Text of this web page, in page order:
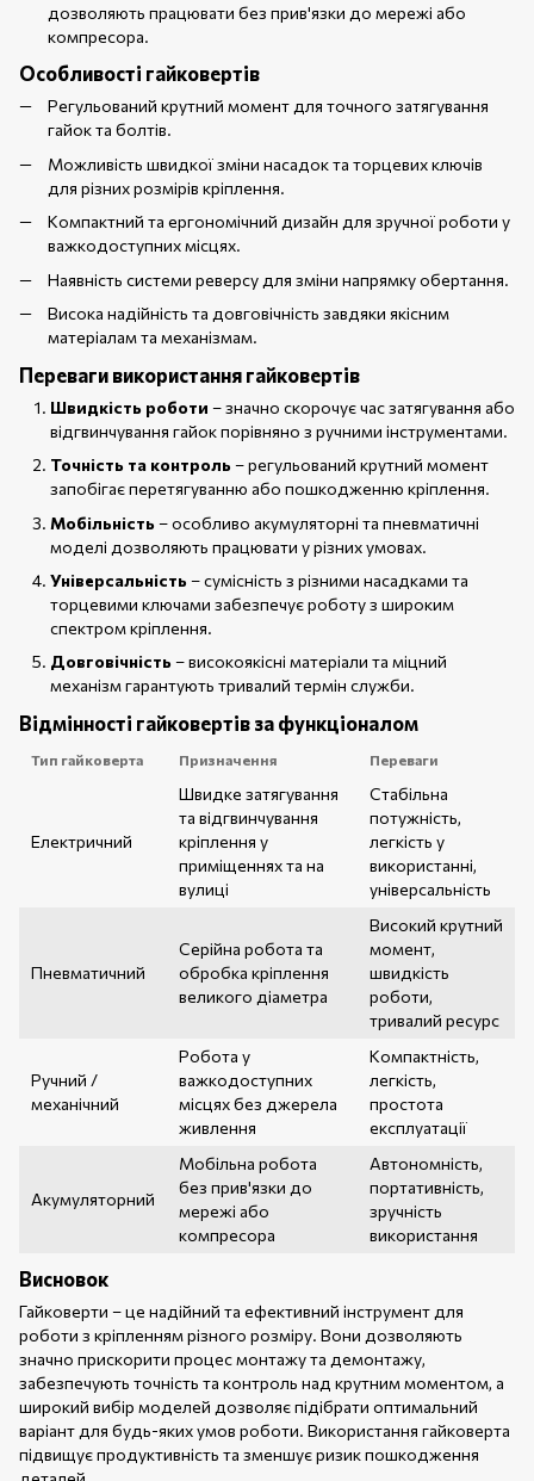
дозволяють працювати без прив'язки до мережі або
компресора.
Особливості гайковертів
Регульований крутний момент для точного затягування
гайок та болтів.
Можливість швидкої зміни насадок та торцевих ключів
для різних розмірів кріплення.
Компактний та ергономічний дизайн для зручної роботи у
важкодоступних місцях.
Наявність системи реверсу для зміни напрямку обертання.
Висока надійність та довговічність завдяки якісним
матеріалам та механізмам.
Переваги використання гайковертів
Швидкість роботи – значно скорочує час затягування або
відгвинчування гайок порівняно з ручними інструментами.
Точність та контроль– регульований крутний момент
запобігає перетягуванню або пошкодженню кріплення.
Мобільність– особливо акумуляторні та пневматичні
моделі дозволяють працювати у різних умовах.
Універсальність– сумісність з різними насадками та
торцевими ключами забезпечує роботу з широким
спектром кріплення.
Довговічність– високоякісні матеріали та міцний
механізм гарантують тривалий термін служби.
Відмінності гайковертів за функціоналом
Тип гайковерта Призначення Переваги
Електричний
Швидке затягування
та відгвинчування
кріплення у
приміщеннях та на
вулиці
Стабільна
потужність,
легкість у
використанні,
універсальність
Пневматичний
Серійна робота та
обробка кріплення
великого діаметра
Високий крутний
момент,
швидкість
роботи,
тривалий ресурс
Ручний /
механічний
Робота у
важкодоступних
місцях без джерела
живлення
Компактність,
легкість,
простота
експлуатації
Акумуляторний
Мобільна робота
без прив'язки до
мережі або
компресора
Автономність,
портативність,
зручність
використання
Висновок
Гайковерти – це надійний та ефективний інструмент для
роботи з кріпленням різного розміру. Вони дозволяють
значно прискорити процес монтажу та демонтажу,
забезпечують точність та контроль над крутним моментом, а
широкий вибір моделей дозволяє підібрати оптимальний
варіант для будь-яких умов роботи. Використання гайковерта
підвищує продуктивність та зменшує ризик пошкодження